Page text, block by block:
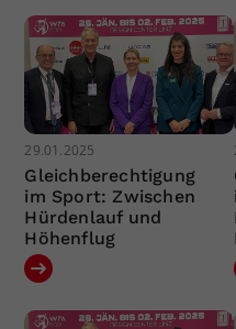
29.01.2025
Gleichberechtigung
im Sport: Zwischen
Hürdenlauf und
Höhenflug